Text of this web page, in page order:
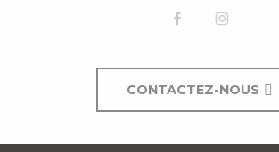
CONTACTEZ-NOUS